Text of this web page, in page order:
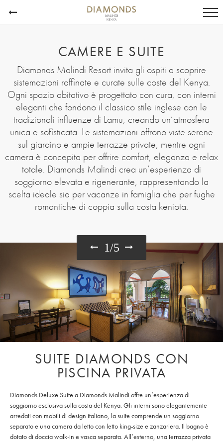
CAMERE E SUITE
Diamonds Malindi Resort invita gli ospiti a scoprire
sistemazioni raffinate e curate sulle coste del Kenya.
Ogni spazio abitativo è progettato con cura, con interni
eleganti che fondono il classico stile inglese con le
tradizionali influenze di Lamu, creando un’atmosfera
unica e sofisticata. Le sistemazioni offrono viste serene
sul giardino e ampie terrazze private, mentre ogni
camera è concepita per offrire comfort, eleganza e relax
totale. Diamonds Malindi crea un’esperienza di
soggiorno elevata e rigenerante, rappresentando la
scelta ideale sia per vacanze in famiglia che per fughe
romantiche di coppia sulla costa keniota.
1/5
SUITE DIAMONDS CON
PISCINA PRIVATA
Diamonds Deluxe Suite a Diamonds Malindi offre un’esperienza di
soggiorno esclusiva sulla costa del Kenya. Gli interni sono elegantemente
arredati con mobili di design italiano, la suite comprende un soggiorno
separato e una camera da letto con letto king-size e zanzariera. Il bagno è
dotato di doccia walk-in e vasca separata. All’esterno, una terrazza privata